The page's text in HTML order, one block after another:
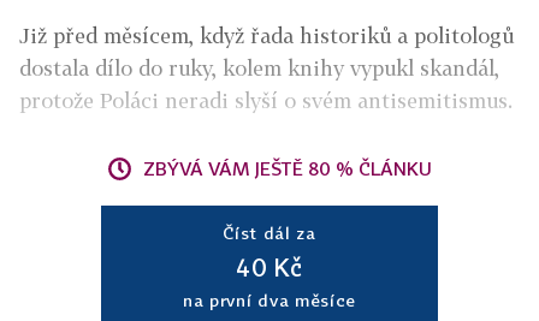
Již před měsícem, když řada historiků a politologů
dostala dílo do ruky, kolem knihy vypukl skandál,
protože Poláci neradi slyší o svém antisemitismus.
ZBÝVÁ VÁM JEŠTĚ 80 % ČLÁNKU
Číst dál za
40 Kč
na první dva měsíce